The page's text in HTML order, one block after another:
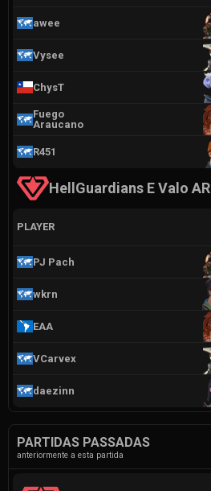
awee
Vysee
ChysT
Fuego
Araucano
R451
HellGuardians E Valo AR
PLAYER
PJ Pach
wkrn
EAA
VCarvex
daezinn
PARTIDAS PASSADAS
anteriormente a esta partida